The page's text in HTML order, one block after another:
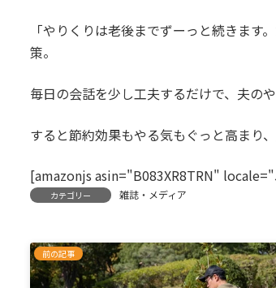
時
:
「やりくりは老後までずーっと続きま
策。
毎日の会話を少し工夫するだけで、夫の
すると節約効果もやる気もぐっと高まり
[amazonjs asin="B083XR8TRN"
カテゴリー 雑誌・メディア
前の記事